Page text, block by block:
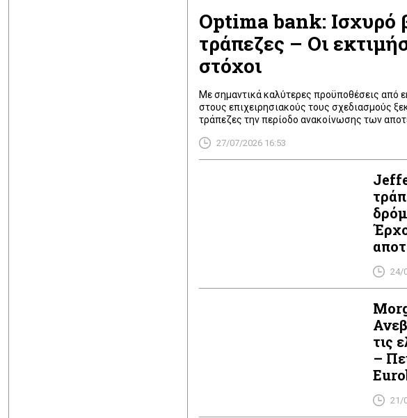
Optima bank: Ισχυρό
τράπεζες – Οι
στόχοι
Με σημαντικά καλύτερες προϋποθέσεις από
στους επιχειρησιακούς τους σχεδιασμούς
τράπεζες την περίοδο ανακοίνωσης των
σε υψηλότερα επίπεδα από τα αρχικά
καθαρών εσόδων από τόκους (NII) και η
27/07/2026 16:53
24/
τις
–
21/